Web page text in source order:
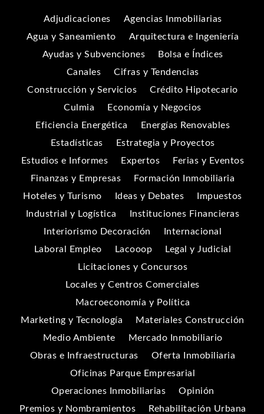
Adjudicaciones
Agencias Inmobiliarias
Agua y Saneamiento
Arquitectura e Ingeniería
Ayudas y Subvenciones
Bolsa e Índices
Canales
Cifras y Tendencias
Construcción y Servicios
Crédito Hipotecario
Culmia
Economía y Negocios
Eficiencia Energética
Energías Renovables
Estadísticas
Estrategia y Proyectos
Estudios e Informes
Expertos
Ferias y Eventos
Finanzas y Empresas
Formación Inmobiliaria
Hoteles y Turismo
Ideas y Debates
Impuestos
Industrial y Logística
Instituciones Financieras
Interiorismo Decoración
Internacional
Laboral Empleo
Lacooop
Legal y Judicial
Licitaciones y Concursos
Locales y Centros Comerciales
Macroeconomía y Política
Marketing y Tecnología
Materiales Construcción
Medio Ambiente
Mercado Inmobiliario
Obras e Infraestructuras
Oferta Inmobiliaria
Oficinas Parque Empresarial
Operaciones Inmobiliarias
Opinión
Premios y Nombramientos
Rehabilitación Urbana